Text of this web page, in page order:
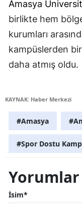
Amasya
birlikte hem
kurumları
kampüslerden
daha atmış oldu.
KAYNAK: Haber Merkezi
#Amasya
#Spor Dostu
Yorumlar
İsim*